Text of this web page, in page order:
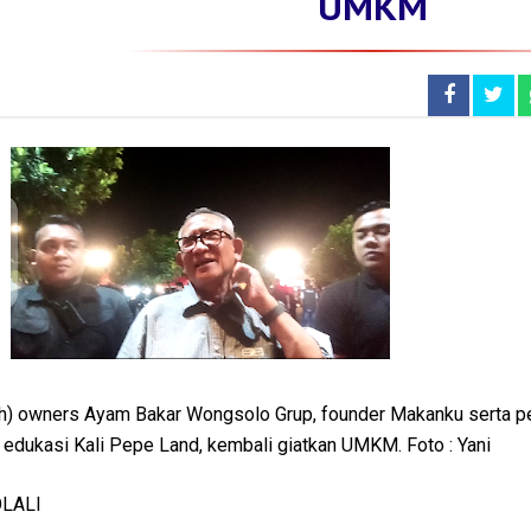
owners Ayam Bakar Wongsolo Grup, founder Makanku serta
Kali Pepe Land, kembali giatkan UMKM. Foto : Yani